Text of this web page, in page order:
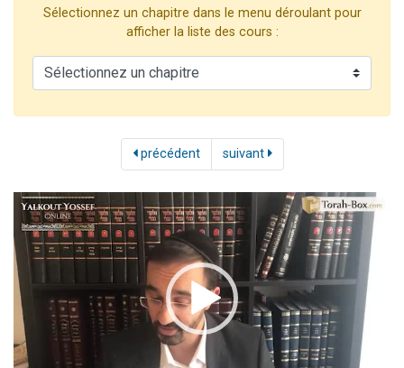
2 personnes viennent de faire un don pour 1 Journée de Vacances Pour les Enfants
4 personnes viennent de nous rejoindre sur WhatsApp
Sélectionnez un chapitre dans le menu déroulant pour
afficher la liste des cours :
précédent suivant